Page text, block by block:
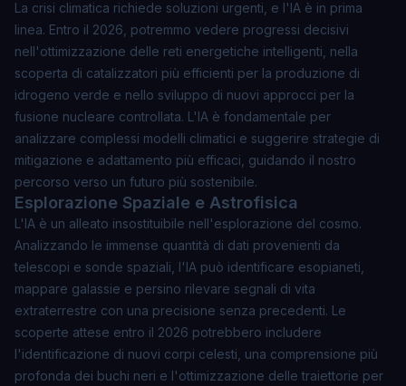
La crisi climatica richiede soluzioni urgenti, e l'IA è in prima
linea. Entro il 2026, potremmo vedere progressi decisivi
nell'ottimizzazione delle reti energetiche intelligenti, nella
scoperta di catalizzatori più efficienti per la produzione di
idrogeno verde e nello sviluppo di nuovi approcci per la
fusione nucleare controllata. L'IA è fondamentale per
analizzare complessi modelli climatici e suggerire strategie di
mitigazione e adattamento più efficaci, guidando il nostro
percorso verso un futuro più sostenibile.
Esplorazione Spaziale e Astrofisica
L'IA è un alleato insostituibile nell'esplorazione del cosmo.
Analizzando le immense quantità di dati provenienti da
telescopi e sonde spaziali, l'IA può identificare esopianeti,
mappare galassie e persino rilevare segnali di vita
extraterrestre con una precisione senza precedenti. Le
scoperte attese entro il 2026 potrebbero includere
l'identificazione di nuovi corpi celesti, una comprensione più
profonda dei buchi neri e l'ottimizzazione delle traiettorie per